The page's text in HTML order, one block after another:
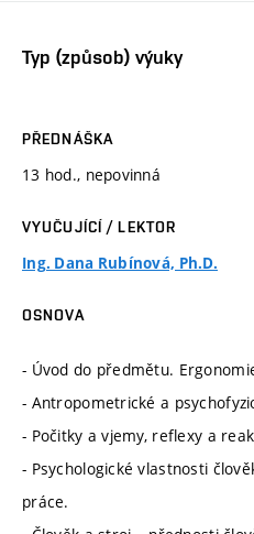
Typ (způsob) výuky
PŘEDNÁŠKA
13 hod., nepovinná
VYUČUJÍCÍ / LEKTOR
Ing. Dana Rubínová, Ph.D.
OSNOVA
- Úvod do předmětu.
- Antropometrické a
- Počitky a vjemy, reflexy a
- Psychologické vlastnosti
práce.